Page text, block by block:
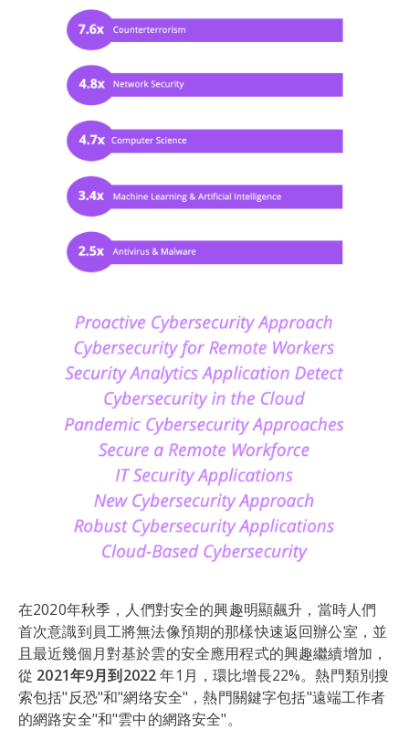
在2020年秋季，人們對安全的興趣明顯飆升，當時人們
首次意識到員工將無法像預期的那樣快速返回辦公室，並
且最近幾個月對基於雲的安全應用程式的興趣繼續增加，
從 2021年9月到2022年1月，環比增長22%。熱門類別搜
索包括"反恐"和"網络安全"，熱門關鍵字包括"遠端工作者
的網路安全"和"雲中的網路安全"。